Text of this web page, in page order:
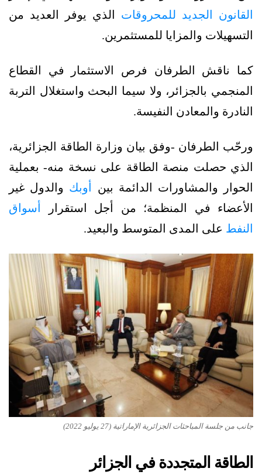
القانون الجديد للمحروقات الذي يوفر العديد من
التسهيلات والمزايا للمستثمرين.
كما ناقش الطرفان فرص الاستثمار في القطاع
المنجمي بالجزائر، ولا سيما البحث واستغلال التربة
النادرة والمعادن النفيسة.
ورحّب الطرفان -وفق بيان وزارة الطاقة الجزائرية،
الذي حصلت منصة الطاقة على نسخة منه- بعملية
الحوار والمشاورات الدائمة بين
أوبك والدول غير
الأعضاء في المنظمة؛ من أجل استقرار
أسواق
النفط على المدى المتوسط والبعيد.
جانب من جلسة المباحثات الجزائرية الإماراتية (27 يوليو 2022)
الطاقة المتجددة في الجزائر